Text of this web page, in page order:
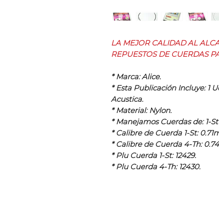
LA MEJOR CALIDAD AL
REPUESTOS DE CUERDAS
* Marca: Alice.
* Esta Publicación Incluye: 1
Acustica.
* Material: Nylon.
* Manejamos Cuerdas de: 1-
* Calibre de Cuerda 1-St:
* Calibre de Cuerda 4-Th:
* Plu Cuerda 1-St: 12429.
* Plu Cuerda 4-Th: 12430.